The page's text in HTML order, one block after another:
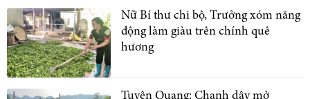
Nữ Bí thư chi bộ, Trưởng xóm năng
động làm giàu trên chính quê
hương
Tuyên Quang: Chanh dây mở